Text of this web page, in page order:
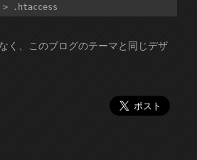
> .htaccess
く、このブログのテーマと同じデザ